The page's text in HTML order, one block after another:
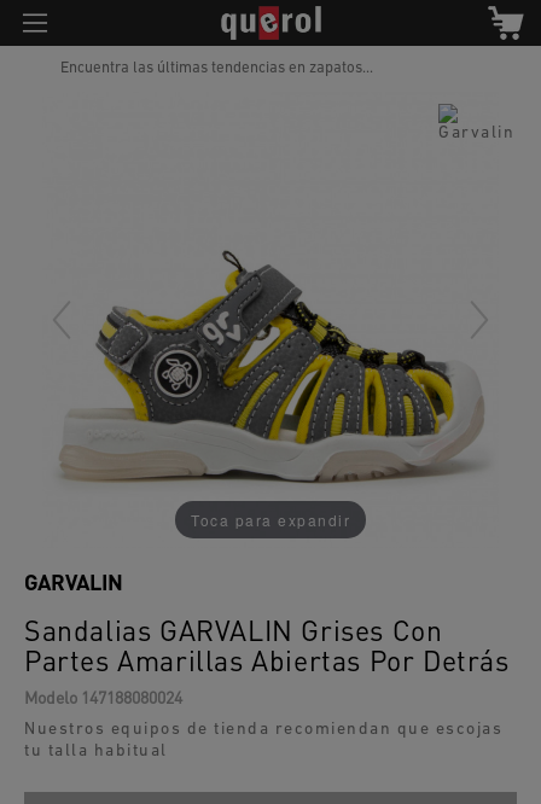
Encuentra las últimas tendencias en zapatos...
Toca para expandir
Sandalias GARVALIN Grises Con
Partes Amarillas Abiertas Por Detrás
GARVALIN
Modelo 147188080024
Nuestros equipos de tienda recomiendan que escojas
tu talla habitual